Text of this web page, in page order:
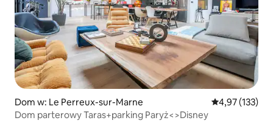
Dom w: Le Perreux-sur-Marne Średnia
4,97 (133)
Dom parterowy Taras+parking Paryż<>Disney